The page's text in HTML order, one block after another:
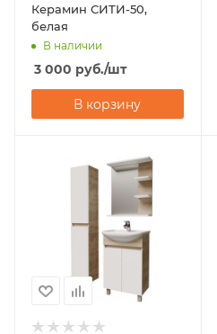
Керамин СИТИ-50,
белая
В наличии
3 000 руб./шт
В корзину